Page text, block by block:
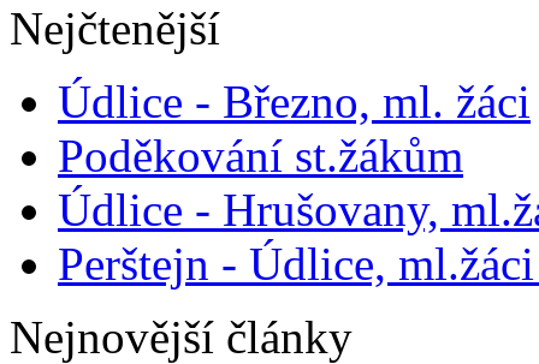
Nejčtenější
Údlice - Březno, ml. žáci
Poděkování st.žákům
Údlice - Hrušovany,
Perštejn - Údlice,
Nejnovější články